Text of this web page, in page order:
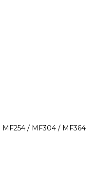
MF254 / MF304 / MF364